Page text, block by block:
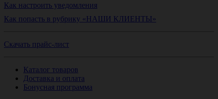
Как настроить уведомления
Как попасть в рубрику «НАШИ КЛИЕНТЫ»
Скачать прайс-лист
Каталог товаров
Доставка и оплата
Бонусная программа